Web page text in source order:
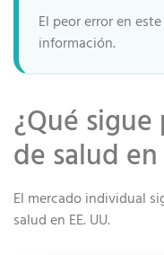
El peor error en
información.
¿Qué sigue
de salud en
El mercado individual
salud en EE. UU.